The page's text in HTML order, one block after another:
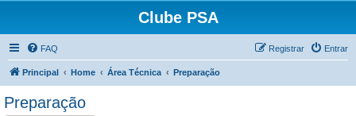
Clube PSA
FAQ Entrar
Registrar
Principal Home Área Técnica Preparação
Preparação